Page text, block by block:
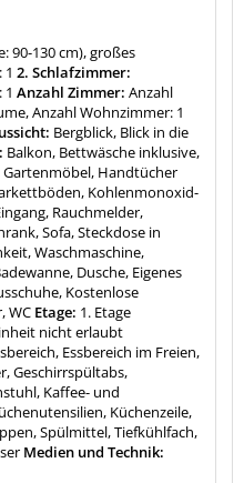
90-130 cm), großes
1 2. Schlafzimmer:
1 Anzahl Zimmer: Anzahl
Anzahl Wohnzimmer: 1
Bergblick, Blick in die
Balkon, Bettwäsche inklusive,
Gartenmöbel, Handtücher
Kohlenmonoxid-
Rauchmelder,
Sofa, Steckdose in
Waschmaschine,
Dusche, Eigenes
Kostenlose
WC Etage: 1. Etage
nicht erlaubt
Essbereich im Freien,
Geschirrspültabs,
Kaffee- und
Küchenzeile,
Spülmittel, Tiefkühlfach,
Medien und Technik: